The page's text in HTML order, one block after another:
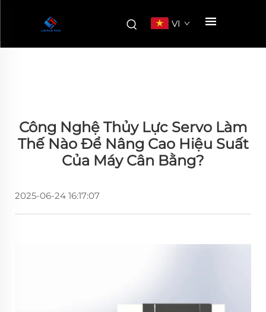
VI
Công Nghệ Thủy Lực Servo Làm
Thế Nào Để Nâng Cao Hiệu Suất
Của Máy Cân Bằng?
2025-06-24 16:17:07